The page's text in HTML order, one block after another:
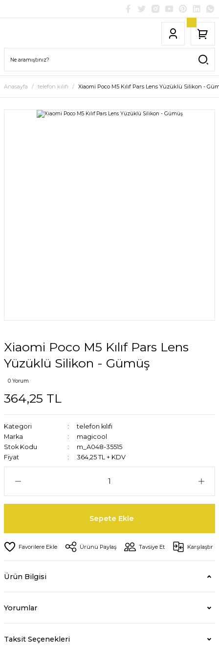
Anasayfa telefon kılıfı Xiaomi Poco M5 Kılıf Pars Lens Yüzüklü Silikon -
Xiaomi Poco M5 Kılıf Pars Lens
Yüzüklü Silikon - Gümüş
0 Yorum
364,25 TL
Kategori
telefon kılıfı
Marka
magicool
Stok Kodu
m_A048-35515
Fiyat
364,25 TL + KDV
Sepete Ekle
Ürünü Paylaş Tavsiye Et Karşılaştır
Ürün Bilgisi
Yorumlar
Taksit Seçenekleri